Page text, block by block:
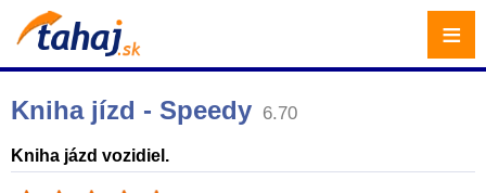
Kniha jízd - Speedy 6.70
Kniha jázd vozidiel.
≡